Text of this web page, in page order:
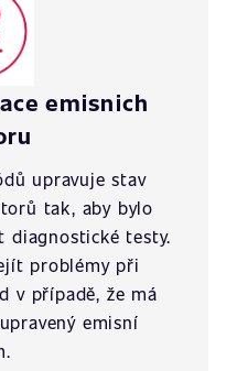
emisnich
upravuje stav
tak, aby bylo
diagnostické testy.
problémy při
v případě, že má
emisní